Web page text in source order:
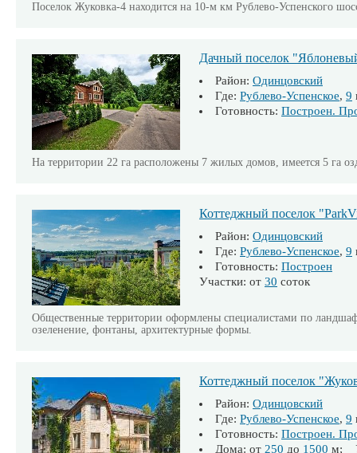
Поселок Жуковка-4 находится на 10-м км Рублево-Успенского
Дачный поселок
Район: Одинцовский
Где: Рублево-Успенское, 9
Готовность: Построен.
На территории 22 га расположены 7 жилых домов, имеется 5 га
Коттеджный поселок
Район: Одинцовский
Где: Рублево-Успенское, 9
Готовность: Построен
Участки: от 30 соток
Общественные территории оформлены специалистами по
озеленение, фонтаны, архитектурные формы.
Коттеджный поселок
Район: Одинцовский
Где: Рублево-Успенское, 9
Готовность: Построен.
Дома: от 250 до 1500 м;